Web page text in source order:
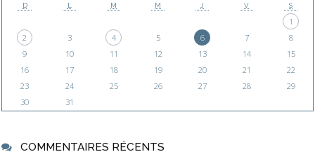
D L M M J V S
1
2
3 4 5 6 7
8
9
10 11 12 13 14
15
16
17 18 19 20 21
22
23
24 25 26 27 28
29
30
31
COMMENTAIRES RÉCENTS